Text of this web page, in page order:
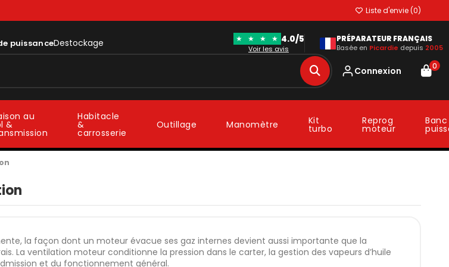
Liste d'envie (0)
puissanceDestockage ★ ★ ★ ★ 4.0/5
Voir les avis
PRÉPARATEUR FRANÇAIS
Basée en Picardie depuis 2005
Connexion 0
au
&
Habitacle
&
carrosserie
Outillage Manomètre Kit
turbo
Reprog
moteur
la façon dont un moteur évacue ses gaz internes devient aussi importante que la
La ventilation moteur conditionne la pression dans le carter, la gestion des vapeurs d’huile
et du fonctionnement général.